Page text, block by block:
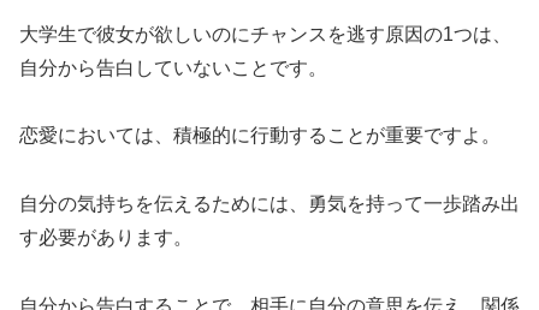
大学生で彼女が欲しいのにチャンスを逃す原因の1つは、
自分から告白していないことです。
恋愛においては、積極的に行動することが重要ですよ。
自分の気持ちを伝えるためには、
勇気を持って一歩踏み出
す必要があります。
自分から告白することで、相手に自分の意思を伝え、関係